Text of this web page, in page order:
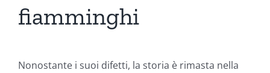
fiamminghi
Nonostante i suoi difetti, la storia è rimasta nella